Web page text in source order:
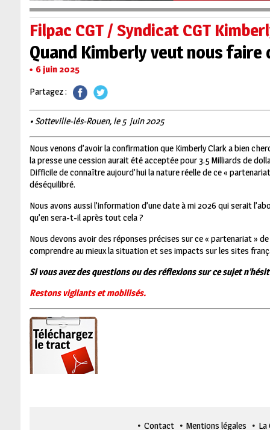
Filpac CGT / Syndicat CGT
Quand Kimberly veut nous faire
6 juin 2025
Partagez :
• Sotteville-lés-Rouen, le 5 juin 2025
Nous venons d’avoir la confirmation que Kimberly Clark a bien
la presse une cession aurait été acceptée pour 3.5 Milliards de
Difficile de connaître aujourd’hui la nature réelle de ce «
déséquilibré.
Nous avons aussi l’information d’une date à mi 2026 qui serait
qu’en sera-t-il après tout cela ?
Nous devons avoir des réponses précises sur ce « partenariat »
comprendre au mieux la situation et ses impacts sur les sites
Si vous avez des questions ou des réflexions sur ce sujet
Restons vigilants et mobilisés.
Contact Mentions légales La